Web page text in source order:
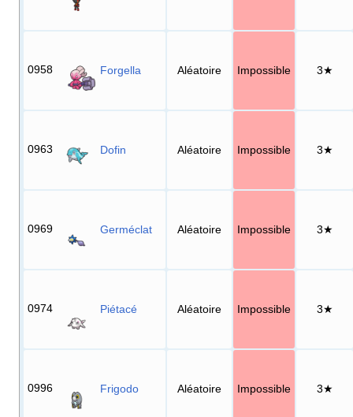
0958 Forgella Aléatoire Impossible 3★
0963 Dofin Aléatoire Impossible 3★
0969 Germéclat Aléatoire Impossible 3★
0974 Piétacé Aléatoire Impossible 3★
0996 Frigodo Aléatoire Impossible 3★